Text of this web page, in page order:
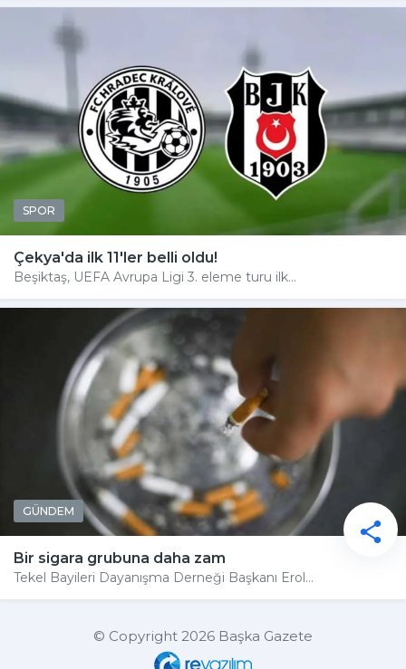
SPOR
Çekya'da ilk 11'ler belli oldu!
Beşiktaş, UEFA Avrupa Ligi 3. eleme turu ilk...
GÜNDEM
Bir sigara grubuna daha zam
Tekel Bayileri Dayanışma Derneği Başkanı Erol...
© Copyright 2026 Başka Gazete